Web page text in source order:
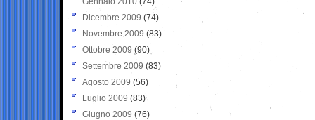
Dicembre 2009 (74)
Novembre 2009 (83)
Ottobre 2009 (90)
Settembre 2009 (83)
Agosto 2009 (56)
Luglio 2009 (83)
Giugno 2009 (76)